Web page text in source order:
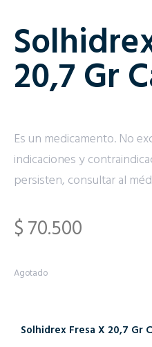
20,7 Gr
Es un medicamento. No
indicaciones y
persisten, consultar al
$70.500
Agotado
Solhidrex Fresa X 20,7 Gr